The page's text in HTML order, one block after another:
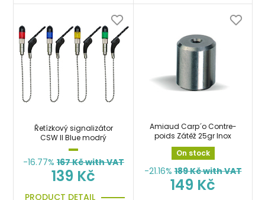
Řetízkový signalizátor
CSW II Blue modrý
-16.77% 167Kč with VAT
139 Kč
PRODUCT DETAIL
Amiaud Carp´o Contre-
poids Zátěž 25gr Inox
On stock
-21.16% 189Kč with VAT
149 Kč